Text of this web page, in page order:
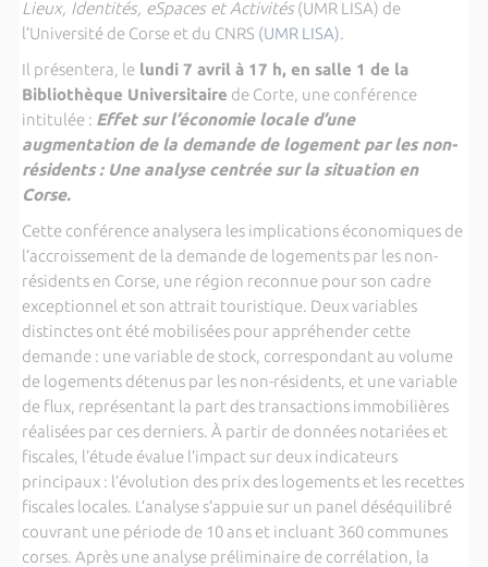
Lieux, Identités, eSpaces et Activités(UMR LISA) de
l’Université de Corse et du CNRS (UMR LISA).
Il présentera, lelundi 7 avril à 17 h, en salle 1 de la
Bibliothèque Universitaire de Corte, une conférence
intitulée : Effet sur l’économie locale d’une
augmentation de la demande de logement par les non-
résidents : Une analyse centrée sur la situation en
Corse.
Cette conférence analysera les implications économiques de
l’accroissement de la demande de logements par les non-
résidents en Corse, une région reconnue pour son cadre
exceptionnel et son attrait touristique. Deux variables
distinctes ont été mobilisées pour appréhender cette
demande : une variable de stock, correspondant au volume
de logements détenus par les non-résidents, et une variable
de flux, représentant la part des transactions immobilières
réalisées par ces derniers. À partir de données notariées et
fiscales, l’étude évalue l’impact sur deux indicateurs
principaux : l’évolution des prix des logements et les recettes
fiscales locales. L’analyse s’appuie sur un panel déséquilibré
couvrant une période de 10 ans et incluant 360 communes
corses. Après une analyse préliminaire de corrélation, la